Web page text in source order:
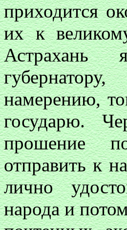
приходится
их к
Астрахань
намерению,
государю.
прошение
отправить к
лично
народа и